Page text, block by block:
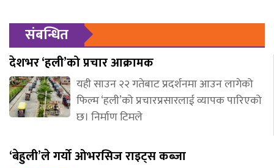
संबन्धित
देशभर ‘हली’को प्रचार आक्रामक
यही साउन २२ गतेबाट प्रदर्शनमा आउन लागेको
फिल्म ‘हली’को प्रचारप्रसारलाई व्यापक पारिएको
छ। निर्माण टिमले
‘बेहुली’ले गर्यो ओभरसिज राइट्स कब्जा